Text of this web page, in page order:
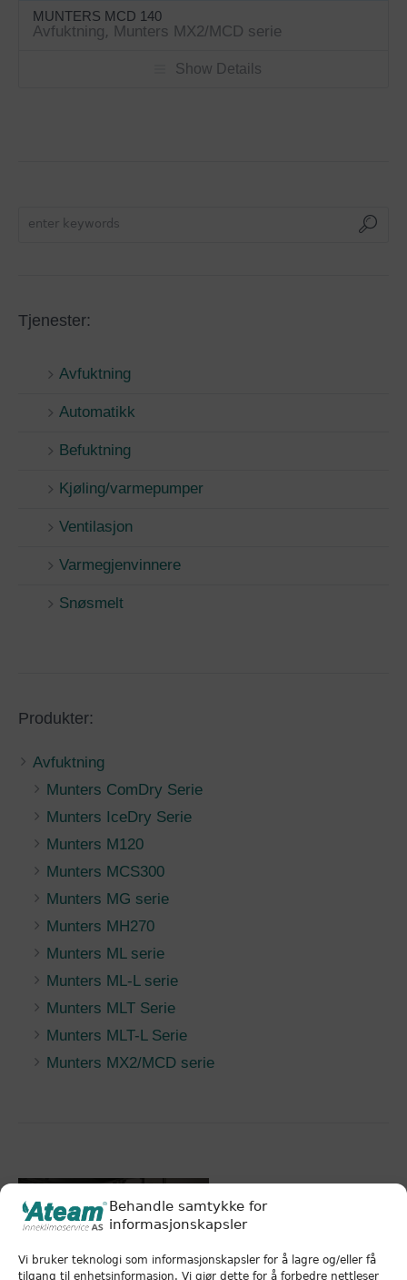
Behandle samtykke for
informasjonskapsler
Vi bruker teknologi som informasjonskapsler for å lagre og/eller få
tilgang til enhetsinformasjon. Vi gjør dette for å forbedre nettleser
MUNTERS MCD 140
Avfuktning, Munters MX2/MCD serie
Show Details
Tjenester:
Avfuktning
Automatikk
Befuktning
Kjøling/varmepumper
Ventilasjon
Varmegjenvinnere
Snøsmelt
Produkter:
Avfuktning
Munters ComDry Serie
Munters IceDry Serie
Munters M120
Munters MCS300
Munters MG serie
Munters MH270
Munters ML serie
Munters ML-L serie
Munters MLT Serie
Munters MLT-L Serie
Munters MX2/MCD serie